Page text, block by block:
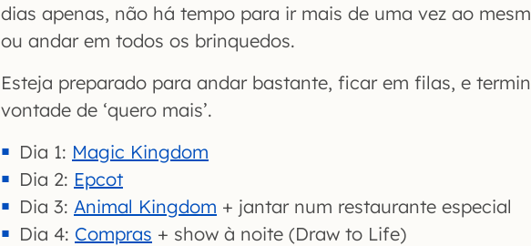
dias apenas, não há tempo para ir mais de uma vez ao
ou andar em todos os brinquedos.
Esteja preparado para andar bastante, ficar em filas, e
vontade de ‘quero mais’.
Dia 1: Magic Kingdom
Dia 2: Epcot
Dia 3: Animal Kingdom + jantar num restaurante especial
Dia 4: Compras + show à noite (Draw to Life)